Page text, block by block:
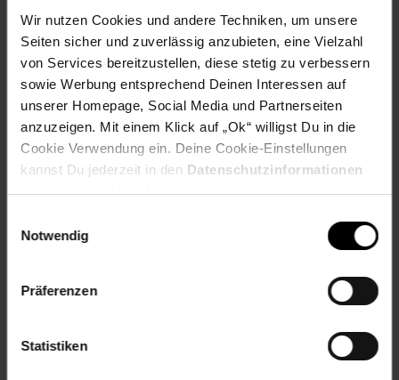
Wir nutzen Cookies und andere Techniken, um unsere
Seiten sicher und zuverlässig anzubieten, eine Vielzahl
von Services bereitzustellen, diese stetig zu verbessern
sowie Werbung entsprechend Deinen Interessen auf
unserer Homepage, Social Media und Partnerseiten
anzuzeigen. Mit einem Klick auf „Ok“ willigst Du in die
Cookie Verwendung ein. Deine Cookie-Einstellungen
kannst Du jederzeit in den Datenschutzinformationen
ändern bzw. widerrufen.
Notwendig
Präferenzen
Statistiken
Fußzeile
Weitere Online-Angebote
Netto Reisen TV-Shop Weinwelt
15€**